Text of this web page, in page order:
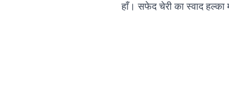
हाँ। सफेद चेरी का स्वाद हल्का